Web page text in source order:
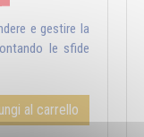
e gestire la
le sfide
al carrello